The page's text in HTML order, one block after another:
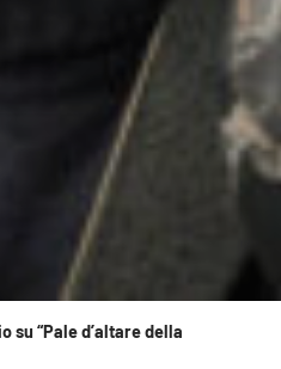
su “Pale d’altare della